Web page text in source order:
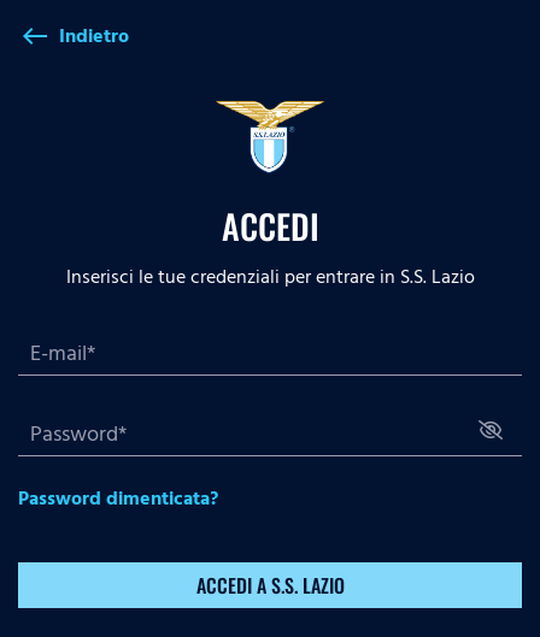
west Indietro
ACCEDI
Inserisci le tue credenziali per entrare in S.S. Lazio
Password dimenticata?
ACCEDI A S.S. LAZIO